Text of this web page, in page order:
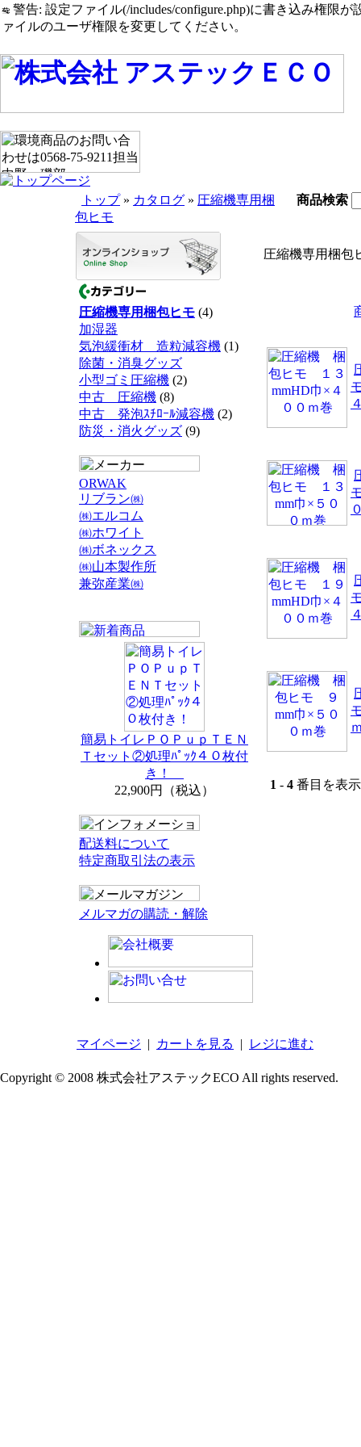
警告: 設定ファイル(/includes/configure.php)に書き込み権限が
ァイルのユーザ権限を変更してください。
トップ» カタログ » 圧縮機専用梱
包ヒモ
商品検索
圧縮機専用梱包ヒモ (4)
加湿器
気泡緩衝材 造粒減容機 (1)
除菌・消臭グッズ
小型ゴミ圧縮機 (2)
中古 圧縮機 (8)
中古 発泡ｽﾁﾛｰﾙ減容機 (2)
防災・消火グッズ (9)
ORWAK
リブラン㈱
㈱エルコム
㈱ホワイト
㈱ボネックス
㈱山本製作所
兼弥産業㈱
簡易トイレＰＯＰｕｐＴＥＮ
Ｔセット②処理ﾊﾟｯｸ４０枚付
き！
22,900円（税込）
配送料について
特定商取引法の表示
メルマガの購読・解除
圧縮機専用梱包
1 - 4 番目を表
マイページ | カートを見る | レジに進む
Copyright © 2008 株式会社アステックECO All rights reserved.